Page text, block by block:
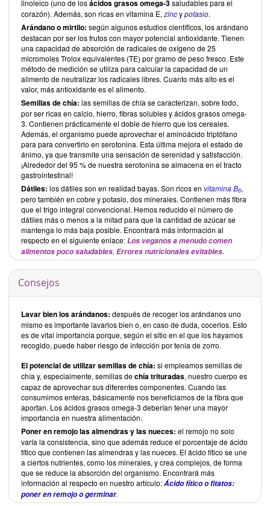
linoleico (uno de losácidos grasos omega-3saludables para el
corazón). Además, son ricas en vitamina E, zincypotasio.
Arándano o mirtilo: según algunos estudios científicos, los arándano
destacan por ser los frutos con mayor potencial antioxidante. Tienen
una capacidad de absorción de radicales de oxígeno de 25
micromoles Trolox equivalentes (TE) por gramo de peso fresco. Este
método de medición se utiliza para calcular la capacidad de un
alimento de neutralizar los radicales libres. Cuanto más alto es el
valor, más antioxidante es el alimento.
Semillas de chía: las semillas de chía se caracterizan, sobre todo,
por ser ricas en calcio, hierro, fibras solubles y ácidos grasos omega-
3. Contienen prácticamente el doble de hierro que los cereales.
Además, el organismo puede aprovechar el aminoácido triptófano
para para convertirlo en serotonina. Esta última mejora el estado de
ánimo, ya que transmite una sensación de serenidad y satisfacción.
¡Alrededor del 95 % de nuestra serotonina se almacena en el tracto
gastrointestinal!
Dátiles: los dátiles son en realidad bayas. Son ricos en vitamina B6,
pero también en cobre y potasio, dos minerales. Contienen más fibra
que el trigo integral convencional. Hemos reducido el número de
dátiles más o menos a la mitad para que la cantidad de azúcar se
mantenga lo más baja posible. Encontrará más información al
respecto en el siguiente enlace:Los veganos a menudo comen
alimentos poco saludables. Errores nutricionales evitables.
Consejos
Lavar bien los arándanos: después de recoger los arándanos uno
mismo es importante lavarlos bien o, en caso de duda, cocerlos. Esto
es de vital importancia porque, según el sitio en el que los hayamos
recogido, puede haber riesgo de infección por tenia de zorro.
El potencial de utilizar semillas de chía: si empleamos semillas de
chía y, especialmente, semillas dechíatrituradas, nuestro cuerpo es
capaz de aprovechar sus diferentes componentes. Cuando las
consumimos enteras, básicamente nos beneficiamos de la fibra que
aportan. Los ácidos grasos omega-3 deberían tener una mayor
importancia en nuestra alimentación.
Poner en remojo las almendras y las nueces: el remojo no solo
varía la consistencia, sino que además reduce el porcentaje de ácido
fítico que contienen las almendras y las nueces. El ácido fítico se une
a ciertos nutrientes, como los minerales, y crea complejos, de forma
que se reduce la absorción del organismo. Encontrará más
información al respecto en nuestro artículo:Ácido fítico o fitatos:
poner en remojo o germinar.